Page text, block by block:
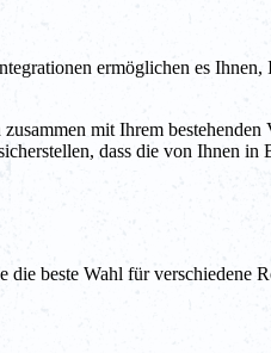
ermöglichen es
mit Ihrem
dass die von Ihnen in
beste Wahl für verschiedene